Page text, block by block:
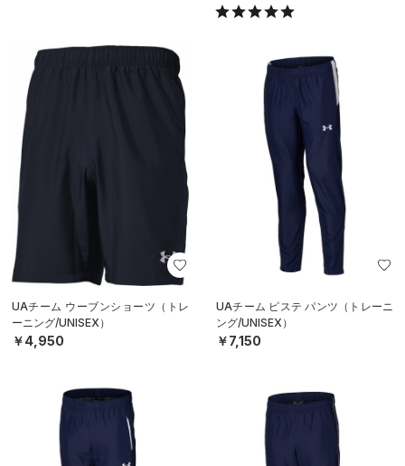
UAチーム ウーブンショーツ（トレ
ーニング/UNISEX）
￥4,950
UAチーム ピステ パンツ（トレーニ
ング/UNISEX）
￥7,150